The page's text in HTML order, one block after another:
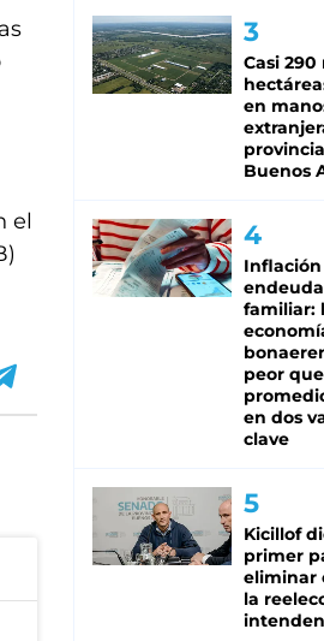
el
Casi 290
en
Buenos
Inflación
familiar:
peor
en dos
clave
Kicillof
primer
eliminar
la